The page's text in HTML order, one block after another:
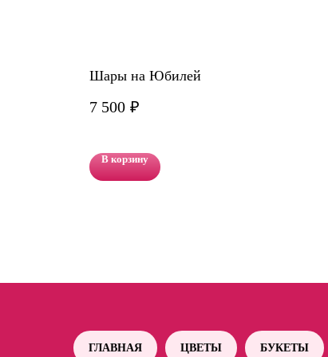
Шары на Юбилей
7 500 ₽
В корзину
ГЛАВНАЯ ЦВЕТЫ БУКЕТЫ